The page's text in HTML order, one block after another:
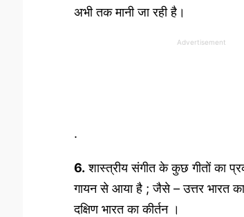
अभी तक मानी जा रही है।
Advertisement
.
6. शास्त्रीय संगीत के कुछ गीतों का
गायन से आया है ; जैसे – उत्तर भारत
दक्षिण भारत का कीर्तन ।